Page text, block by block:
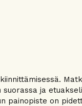
ja
painopiste on